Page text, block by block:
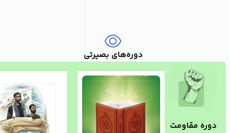
دوره‌های بصیرتی
دوره مقاومت